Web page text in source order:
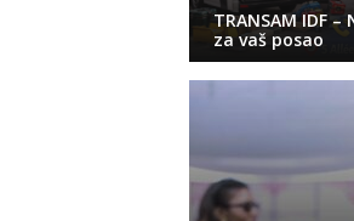
TRANSAM IDF
za vaš posao